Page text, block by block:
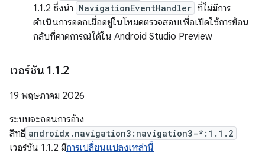
1.1.2 ซึ่งนำ NavigationEventHandler ที่ไม่มีการ
ดำเนินการออกเมื่ออยู่ในโหมดตรวจสอบเพื่อเปิดใช้การย้อน
กลับที่คาดการณ์ได้ใน Android Studio Preview
เวอร์ชัน 1.1.2
19 พฤษภาคม 2026
ระบบจะถอนการอ้าง
สิทธิ์ androidx.navigation3:navigation3-*:1.1.2
เวอร์ชัน 1.1.2 มีการเปลี่ยนแปลงเหล่านี้